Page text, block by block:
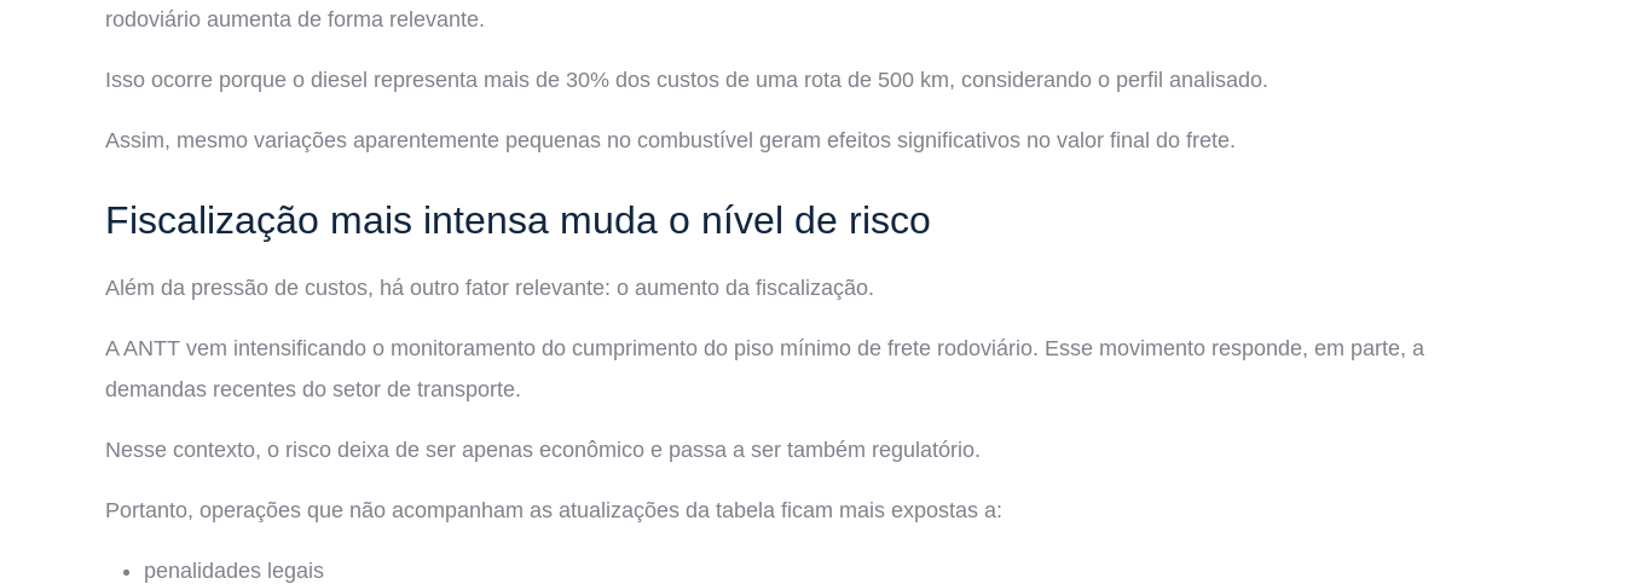
rodoviário aumenta de forma relevante.
Isso ocorre porque o diesel representa mais de 30% dos custos de uma rota de 500 km, considerando o perfil analisado.
Assim, mesmo variações aparentemente pequenas no combustível geram efeitos significativos no valor final do frete.
Fiscalização mais intensa muda o nível de risco
Além da pressão de custos, há outro fator relevante: o aumento da fiscalização.
A ANTT vem intensificando o monitoramento do cumprimento do piso mínimo de frete rodoviário. Esse movimento responde, em parte, a
demandas recentes do setor de transporte.
Nesse contexto, o risco deixa de ser apenas econômico e passa a ser também regulatório.
Portanto, operações que não acompanham as atualizações da tabela ficam mais expostas a:
penalidades legais